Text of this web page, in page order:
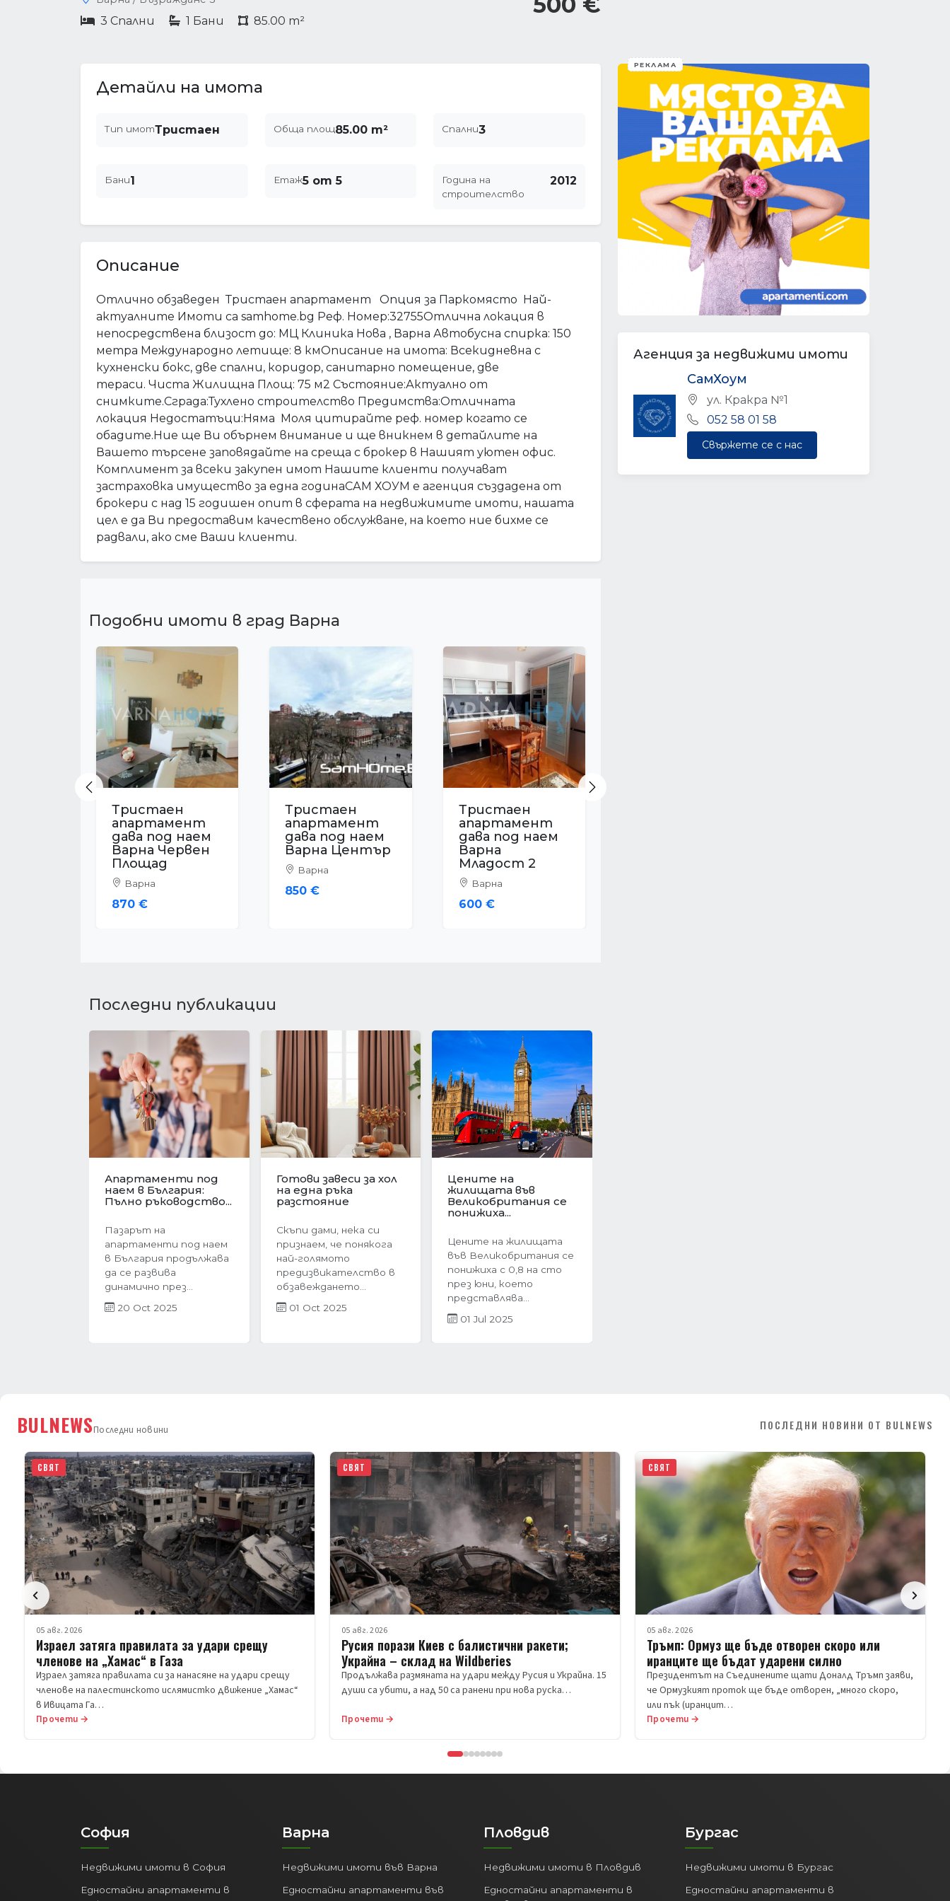
3 Спални 1 Бани 85.00 m²
Детайли на имота
Тип имотТристаен Обща площ85.00 m² Спални3
Бани1 Етаж5 от 5
Година на
строителство
2012
Описание
Отлично обзаведен Тристаен апартамент Опция за Паркомясто Най-
актуалните Имоти са samhome.bg Реф. Номер:32755Отлична локация в
непосредствена близост до: МЦ Клиника Нова , Варна Автобусна спирка: 150
метра Международно летище: 8 кмОписание на имота: Всекидневна с
кухненски бокс, две спални, коридор, санитарно помещение, две
тераси. Чиста Жилищна Площ: 75 м2 Състояние:Актуално от
снимките.Сграда:Тухлено строителство Предимства:Отличната
локация Недостатъци:Няма Моля цитирайте реф. номер когато се
обадите.Ние ще Ви обърнем внимание и ще вникнем в детайлите на
Вашето търсене заповядайте на среща с брокер в Нашият уютен офис.
Комплимент за всеки закупен имот Нашите клиенти получават
застраховка имущество за една годинаСАМ ХОУМ е агенция създадена от
брокери с над 15 годишен опит в сферата на недвижимите имоти, нашата
цел е да Ви предоставим качествено обслужване, на което ние бихме се
радвали, ако сме Ваши клиенти.
Подобни имоти в град Варна
Тристаен
апартамент
дава под наем
Варна Левски
Варна
767 €
Тристаен
апартамент
дава под наем
Варна
Аспарухово
Тристаен
апартамент
дава под наем
Варна Левски
Варна
1,000 €
Previous Next
Последни публикации
Имотният пазар във
Варна в
навечерието на
Имотният пазар във
Варна преживява
период на интензивен
растеж в навечерието
Революционен скок в
цените на
жилищата в
През последния
тримесечие на 2024
година жилищният
пазар в България
Защо да изберете
ново
строителство?
Предимствата на...
Когато става въпрос
за покупка на жилище,
много хора
инстинктивно се
насочват към...
05 Mar 2025
Предишна
РЕКЛАМА
Агенция за недвижими имоти
СамХоум
ул. Кракра №1
052 58 01 58
Свържете се с нас
BULNEWSПоследни новини ПОСЛЕДНИ НОВИНИ ОТ BULNEWS
СВЯТ
05 авг. 2026
Израел затяга правилата за удари срещу
членове на „Хамас“ в Газа
Израел затяга правилата си за нанасяне на удари срещу
членове на палестинското ислямистко движение „Хамас“
в Ивицата Га…
Прочети →
СВЯТ
05 авг. 2026
Русия порази Киев с балистични ракети;
Украйна – склад на Wildberies
Продължава размяната на удари между Русия и Украйна. 15
души са убити, а над 50 са ранени при нова руска…
Прочети →
СВЯТ
05 авг. 2026
Тръмп: Ормуз ще бъде отворен скоро или
иранците ще бъдат ударени силно
Президентът на Съединените щати Доналд Тръмп заяви,
че Ормузкият проток ще бъде отворен, „много скоро,
или пък (иранцит…
Прочети →
София
Недвижими имоти в София
Едностайни апартаменти в
Варна
Недвижими имоти във Варна
Едностайни апартаменти във
Пловдив
Недвижими имоти в Пловдив
Едностайни апартаменти в
Бургас
Недвижими имоти в Бургас
Едностайни апартаменти в